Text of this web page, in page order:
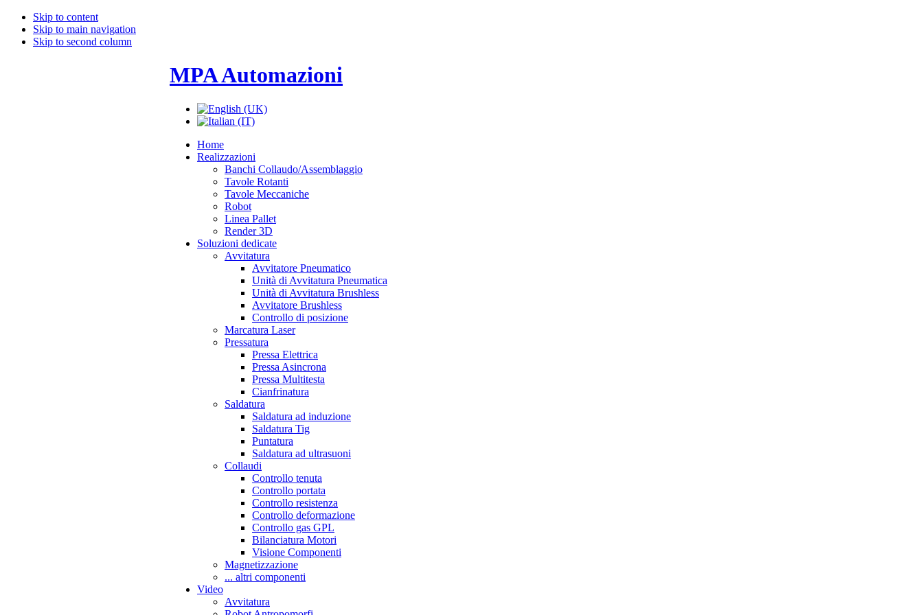
Skip to content
Skip to main navigation
Skip to second column
MPA Automazioni
Home
Realizzazioni
Banchi Collaudo/Assemblaggio
Tavole Rotanti
Tavole Meccaniche
Robot
Linea Pallet
Render 3D
Soluzioni dedicate
Avvitatura
Avvitatore Pneumatico
Unità di Avvitatura Pneumatica
Unità di Avvitatura Brushless
Avvitatore Brushless
Controllo di posizione
Marcatura Laser
Pressatura
Pressa Elettrica
Pressa Asincrona
Pressa Multitesta
Cianfrinatura
Saldatura
Saldatura ad induzione
Saldatura Tig
Puntatura
Saldatura ad ultrasuoni
Collaudi
Controllo tenuta
Controllo portata
Controllo resistenza
Controllo deformazione
Controllo gas GPL
Bilanciatura Motori
Visione Componenti
Magnetizzazione
... altri componenti
Video
Avvitatura